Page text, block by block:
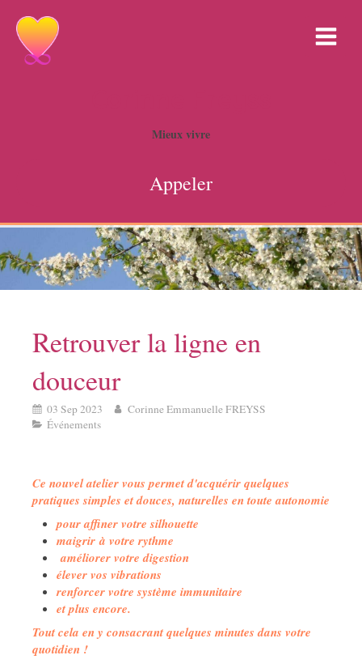
Mieux vivre
Appeler
Retrouver la ligne en
douceur
03 Sep 2023
Corinne Emmanuelle FREYSS
Événements
Ce nouvel atelier vous permet d'acquérir quelques
pratiques simples et douces, naturelles en toute autonomie
pour affiner votre silhouette
maigrir à votre rythme
améliorer votre digestion
élever vos vibrations
renforcer votre système immunitaire
et plus encore.
Tout cela en y consacrant quelques minutes dans votre
quotidien !